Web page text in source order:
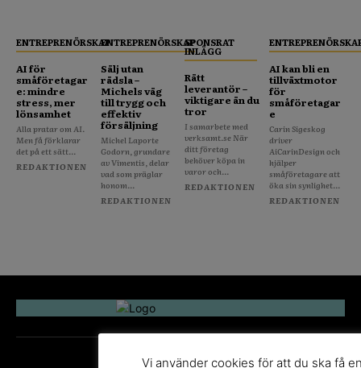
ENTREPRENÖRSKAP
AI för
småföretagar
e: mindre
stress, mer
lönsamhet
Alla pratar om AI.
Men få förklarar
det på ett sätt...
REDAKTIONEN
ENTREPRENÖRSKAP
Sälj utan
rädsla –
Michels väg
till trygg och
effektiv
försäljning
Michel Laporte
Godorn, grundare
av Vimentis, delar
vad som präglar
honom...
REDAKTIONEN
SPONSRAT
INLÄGG
Rätt
leverantör –
viktigare än du
tror
I samarbete med
verksamt.se När
ditt företag
behöver köpa in
varor och...
REDAKTIONEN
AI kan bli en
tillväxtmotor
för
småföretagar
e
Carin Sigeskog
driver
AiCarinDesign och
hjälper
småföretagare att
öka sin synlighet...
REDAKTIONEN
Vi använder cookies för att du ska få